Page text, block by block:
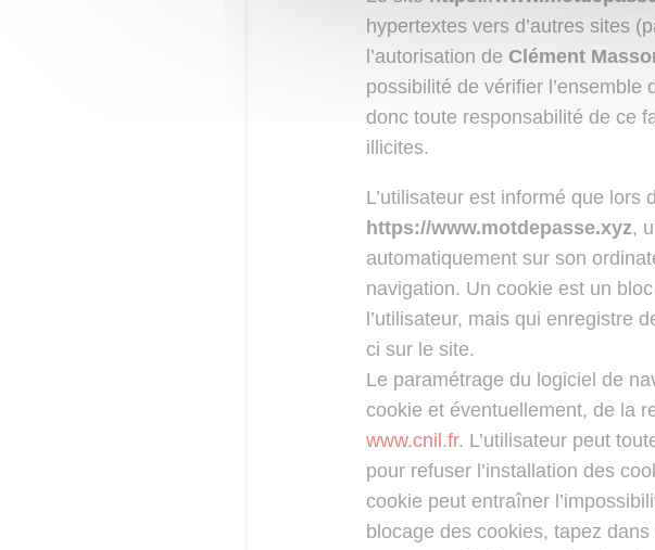
hypertextes vers d’autres sites
l’autorisation de Clément
possibilité de vérifier
donc toute responsabilité de ce
illicites.
L’utilisateur est informé que lors
https://www.motdepasse.xyz,
automatiquement sur son
navigation. Un cookie est un
l’utilisateur, mais qui enregistre
ci sur le site.
Le paramétrage du logiciel de
cookie et éventuellement, de la
www.cnil.fr. L’utilisateur peut
pour refuser l’installation des
cookie peut entraîner
blocage des cookies, tapez